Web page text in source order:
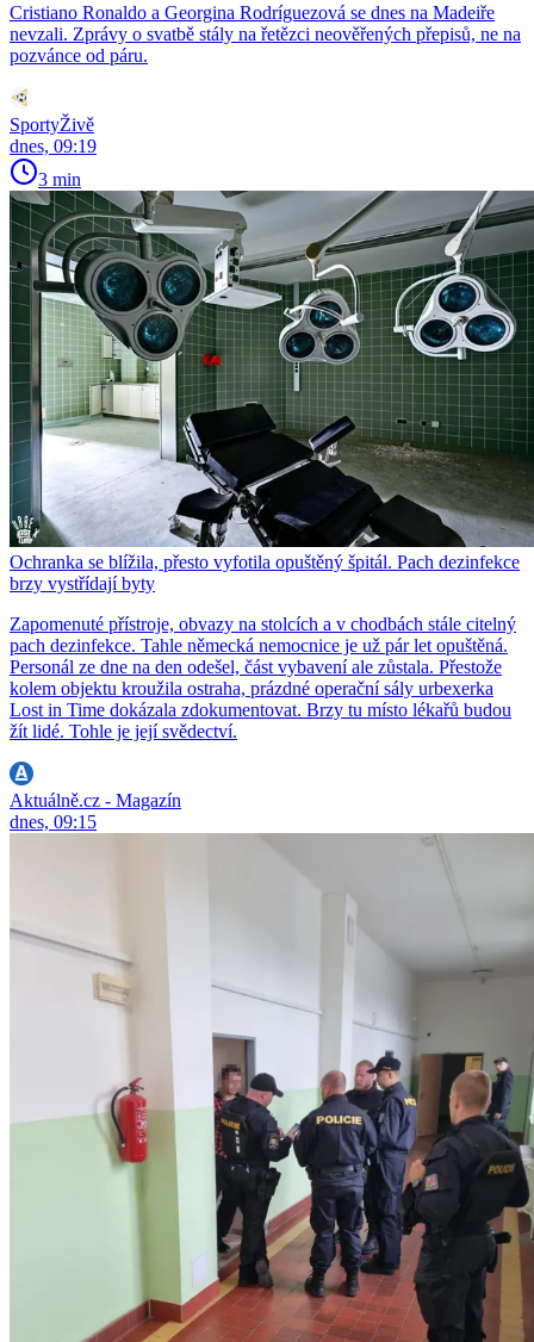
Cristiano Ronaldo a Georgina Rodríguezová se dnes na Madeiře
nevzali. Zprávy o svatbě stály na řetězci neověřených přepisů, ne na
pozvánce od páru.
SportyŽivě
dnes, 09:19
3 min
Ochranka se blížila, přesto vyfotila opuštěný špitál. Pach dezinfekce
brzy vystřídají byty
Zapomenuté přístroje, obvazy na stolcích a v chodbách stále citelný
pach dezinfekce. Tahle německá nemocnice je už pár let opuštěná.
Personál ze dne na den odešel, část vybavení ale zůstala. Přestože
kolem objektu kroužila ostraha, prázdné operační sály urbexerka
Lost in Time dokázala zdokumentovat. Brzy tu místo lékařů budou
žít lidé. Tohle je její svědectví.
Aktuálně.cz - Magazín
dnes, 09:15